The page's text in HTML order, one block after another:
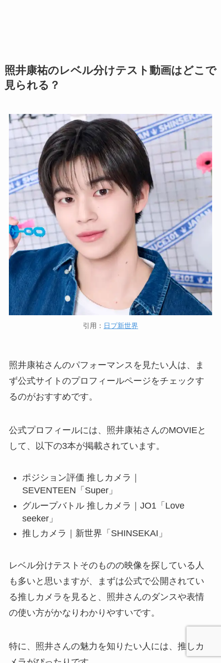
照井康祐のレベル分けテスト動画はどこで
見られる？
引用： 日プ新世界
照井康祐さんのパフォーマンスを見たい人は、ま
ず公式サイトのプロフィールページをチェックす
るのがおすすめです。
公式プロフィールには、照井康祐さんのMOVIEと
して、以下の3本が掲載されています。
ポジション評価 推しカメラ｜
SEVENTEEN「Super」
グループバトル 推しカメラ｜JO1「Love
seeker」
推しカメラ｜新世界「SHINSEKAI」
レベル分けテストそのものの映像を探している人
も多いと思いますが、まずは公式で公開されてい
る推しカメラを見ると、照井さんのダンスや表情
の使い方がかなりわかりやすいです。
特に、照井さんの魅力を知りたい人には、推しカ